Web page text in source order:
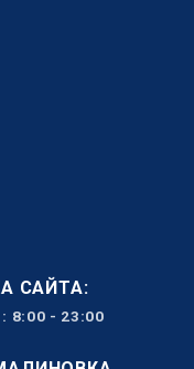
САЙТА:
- 23:00